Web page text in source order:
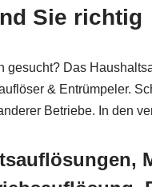
Sie richtig
gesucht? Das
& Entrümpeler.
Betriebe. In den